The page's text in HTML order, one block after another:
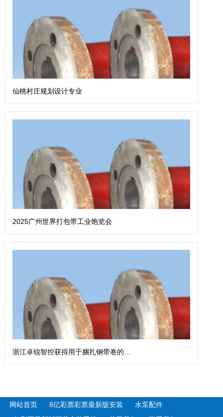
仙桃村庄规划设计专业
2025广州世界打包带工业饱览会
网站首页 8亿彩票彩票最新版安装
水泵配件